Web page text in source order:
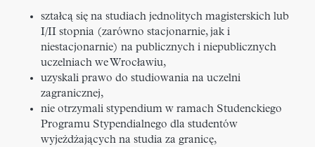
ształcą się na studiach jednolitych magisterskich lub
I/II stopnia (zarówno stacjonarnie, jak i
niestacjonarnie) na publicznych i niepublicznych
uczelniach we Wrocławiu,
uzyskali prawo do studiowania na uczelni
zagranicznej,
nie otrzymali stypendium w ramach Studenckiego
Programu Stypendialnego dla studentów
wyjeżdżających na studia za granicę,